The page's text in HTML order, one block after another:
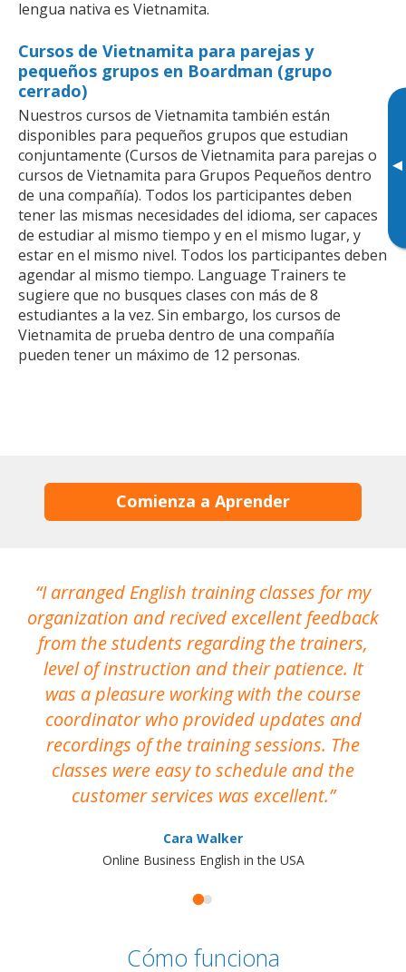
▸
lengua nativa es Vietnamita.
Cursos de Vietnamita para parejas y
pequeños grupos en Boardman (grupo
cerrado)
Nuestros cursos de Vietnamita también están
disponibles para pequeños grupos que estudian
conjuntamente (Cursos de Vietnamita para parejas o
cursos de Vietnamita para Grupos Pequeños dentro
de una compañía). Todos los participantes deben
tener las mismas necesidades del idioma, ser capaces
de estudiar al mismo tiempo y en el mismo lugar, y
estar en el mismo nivel. Todos los participantes deben
agendar al mismo tiempo. Language Trainers te
sugiere que no busques clases con más de 8
estudiantes a la vez. Sin embargo, los cursos de
Vietnamita de prueba dentro de una compañía
pueden tener un máximo de 12 personas.
Comienza a Aprender
I arranged English training classes for my
organization and recived excellent feedback
from the students regarding the trainers,
level of instruction and their patience. It
was a pleasure working with the course
coordinator who provided updates and
recordings of the training sessions. The
classes were easy to schedule and the
customer services was excellent.
Cara Walker
Online Business English in the USA
Cómo funciona